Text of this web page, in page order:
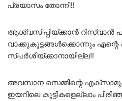
പ്രയാസം തോന്നി!!
ആശ്വസിപ്പിയ്ക്കാൻ റിസ്വാൻ
വാക്കുകൂട്ടങ്ങൾക്കൊന്നും
സ്പർശിയ്ക്കാനായില്ല!!
അവസാന സെമ്മിന്റെ
ഇയറിലെ കുട്ടികളെല്ലാം